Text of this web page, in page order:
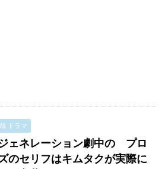
ドラマ
ェネレーション劇中の プロ
のセリフはキムタクが実際に